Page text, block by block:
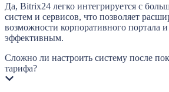
Да, Bitrix24 легко интегрируется с
систем и сервисов, что позволяет
возможности корпоративного портала и
эффективным.
Сложно ли настроить систему после
тарифа?